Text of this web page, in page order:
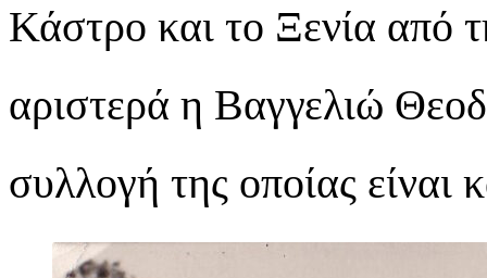
Κάστρο και το Ξενία από
αριστερά η Βαγγελιώ
συλλογή της οποίας